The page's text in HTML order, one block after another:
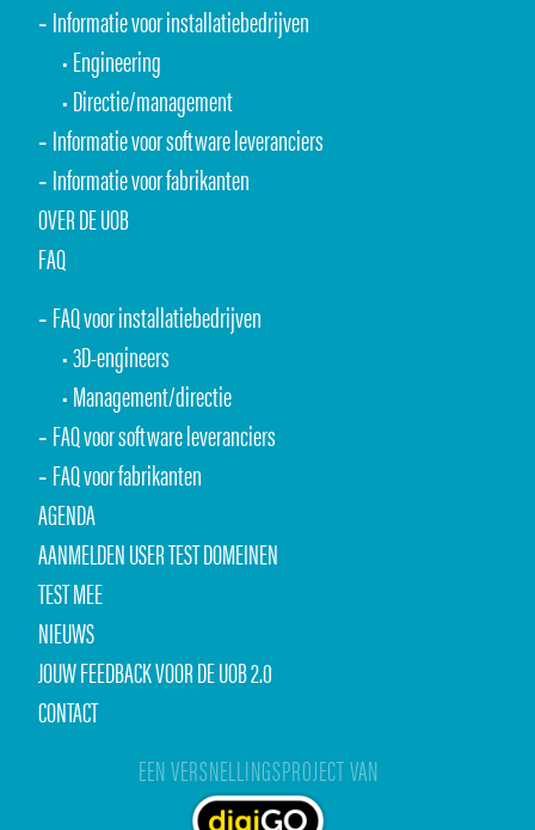
Informatie voor installatiebedrijven
Engineering
Directie/management
Informatie voor software leveranciers
Informatie voor fabrikanten
OVER DE UOB
FAQ
FAQ voor installatiebedrijven
3D-engineers
Management/directie
FAQ voor software leveranciers
FAQ voor fabrikanten
AGENDA
AANMELDEN USER TEST DOMEINEN
TEST MEE
NIEUWS
JOUW FEEDBACK VOOR DE UOB 2.0
CONTACT
EEN VERSNELLINGSPROJECT VAN